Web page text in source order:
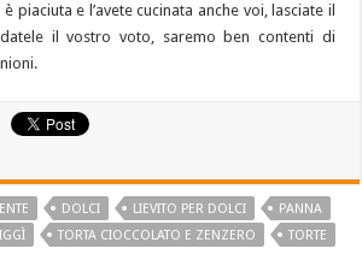
piaciuta e l’avete cucinata anche voi, lasciate il
il vostro voto, saremo ben contenti di
DOLCI LIEVITO PER DOLCI
PANNA
TORTA CIOCCOLATO E ZENZERO
TORTE